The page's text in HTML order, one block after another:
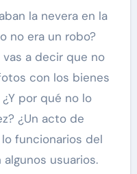
la nevera en la
no era un robo?
vas a decir que no
con los bienes
por qué no lo
¿Un acto de
lo funcionarios del
algunos usuarios.